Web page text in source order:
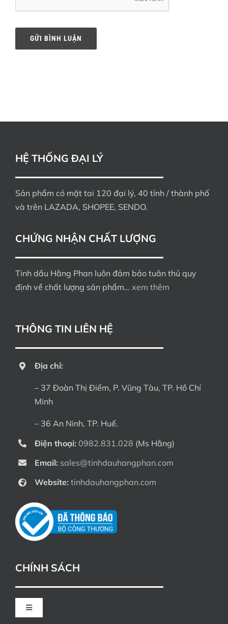
THÔNG TIN LIÊN HỆ
Địa chỉ:
– 37 Đoàn Thị Điểm, P. Vũng Tàu, TP. Hồ Chí
Minh
– 36 An Ninh, TP. Huế.
Điện thoại: 0982.831.028 (Ms Hằng)
Email: sales@tinhdauhangphan.com
Website: tinhdauhangphan.com
HỆ THỐNG ĐẠI LÝ
Sản phẩm có mặt tai 120 đại lý, 40 tỉnh / thành phố
và trên LAZADA, SHOPEE, SENDO.
CHỨNG NHẬN CHẤT LƯỢNG
Tinh dầu Hằng Phan luôn đảm bảo tuân thủ quy
định về chất lượng sản phẩm… xem thêm
CHÍNH SÁCH
Toggle